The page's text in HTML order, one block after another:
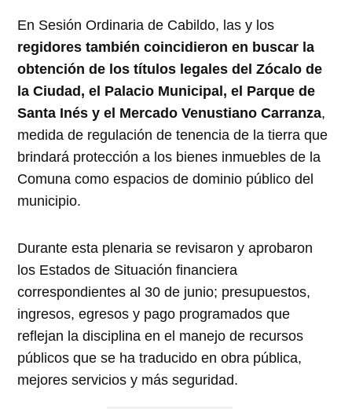
En Sesión Ordinaria de Cabildo, las y los
regidores también coincidieron en buscar la
obtención de los títulos legales del Zócalo de
la Ciudad, el Palacio Municipal, el Parque de
Santa Inés y el Mercado Venustiano Carranza,
medida de regulación de tenencia de la tierra que
brindará protección a los bienes inmuebles de la
Comuna como espacios de dominio público del
municipio.
Durante esta plenaria se revisaron y aprobaron
los Estados de Situación financiera
correspondientes al 30 de junio; presupuestos,
ingresos, egresos y pago programados que
reflejan la disciplina en el manejo de recursos
públicos que se ha traducido en obra pública,
mejores servicios y más seguridad.